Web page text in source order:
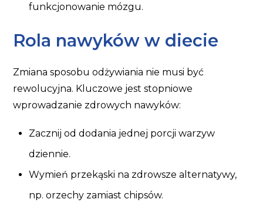
funkcjonowanie mózgu.
Rola nawyków w diecie
Zmiana sposobu odżywiania nie musi być
rewolucyjna. Kluczowe jest stopniowe
wprowadzanie zdrowych nawyków:
Zacznij od dodania jednej porcji warzyw
dziennie.
Wymień przekąski na zdrowsze alternatywy,
np. orzechy zamiast chipsów.